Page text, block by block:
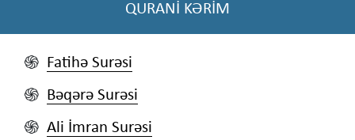
QURANİ KƏRİM
֍ Fatihə Surəsi
֍ Bəqərə Surəsi
֍ Ali İmran Surəsi